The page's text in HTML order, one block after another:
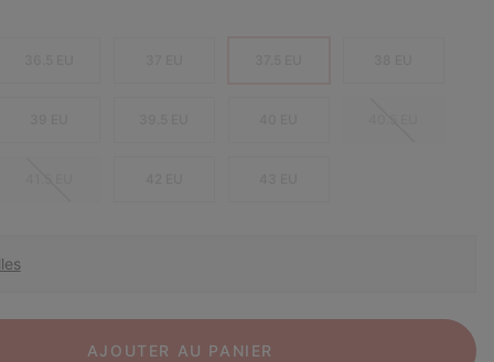
AJOUTER AU PANIER